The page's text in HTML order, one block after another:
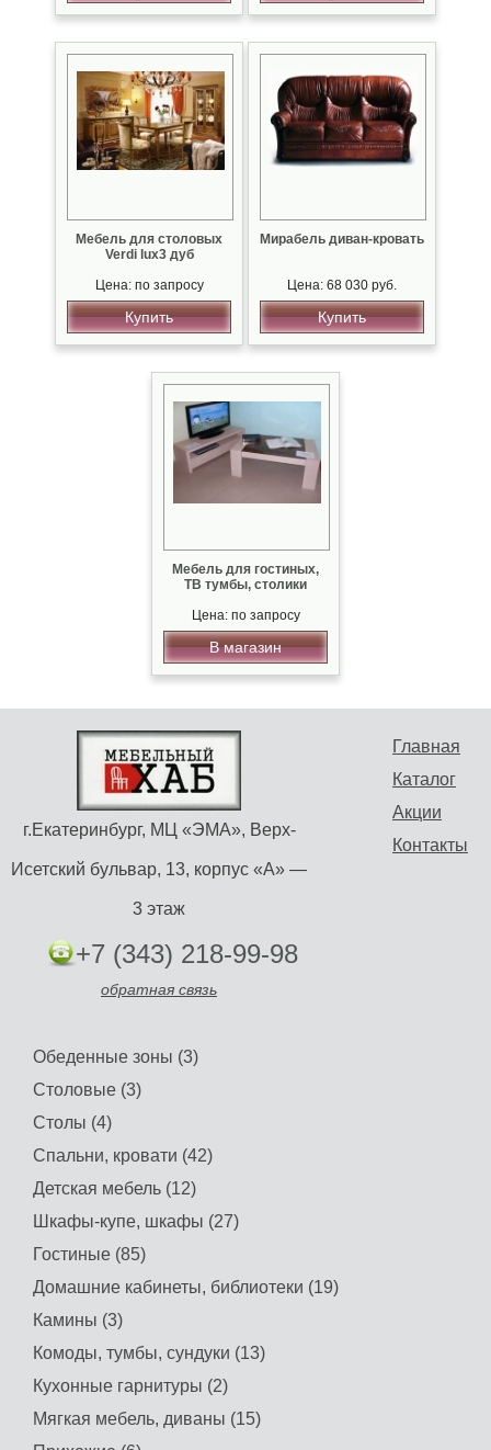
Мебель для столовых
Verdi lux3 дуб
Цена: по запросу
Купить
Мирабель диван-кровать
Цена: 68 030 руб.
Купить
Мебель для гостиных,
ТВ тумбы, столики
Цена: по запросу
В магазин
Главная
Каталог
Акции
Контакты
г.Екатеринбург, МЦ «ЭМА», Верх-
Исетский бульвар, 13, корпус «А» —
3 этаж
+7 (343) 218-99-98
обратная связь
Обеденные зоны (3)
Столовые (3)
Столы (4)
Спальни, кровати (42)
Детская мебель (12)
Шкафы-купе, шкафы (27)
Гостиные (85)
Домашние кабинеты, библиотеки (19)
Камины (3)
Комоды, тумбы, сундуки (13)
Кухонные гарнитуры (2)
Мягкая мебель, диваны (15)